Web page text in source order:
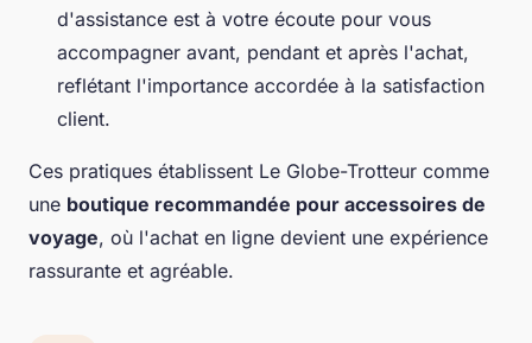
d'assistance est à votre écoute pour vous
accompagner avant, pendant et après l'achat,
reflétant l'importance accordée à la satisfaction
client.
Ces pratiques établissent Le Globe-Trotteur comme
une boutique recommandée pour accessoires de
voyage, où l'achat en ligne devient une expérience
rassurante et agréable.